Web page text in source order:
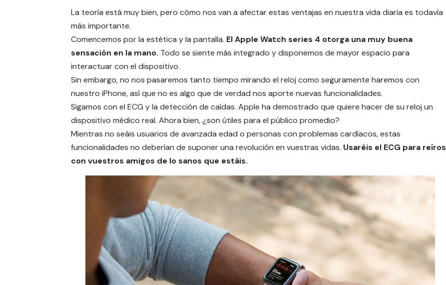
La teoría está muy bien, pero cómo nos van a afectar estas ventajas en nuestra vida diaria es todavía
más importante.
Comencemos por la estética y la pantalla. El Apple Watch series 4 otorga una muy buena
sensación en la mano. Todo se siente más integrado y disponemos de mayor espacio para
interactuar con el dispositivo.
Sin embargo, no nos pasaremos tanto tiempo mirando el reloj como seguramente haremos con
nuestro iPhone, así que no es algo que de verdad nos aporte nuevas funcionalidades.
Sigamos con el ECG y la detección de caídas. Apple ha demostrado que quiere hacer de su reloj un
dispositivo médico real. Ahora bien, ¿son útiles para el público promedio?
Mientras no seáis usuarios de avanzada edad o personas con problemas cardíacos, estas
funcionalidades no deberían de suponer una revolución en vuestras vidas. Usaréis el ECG para reíros
con vuestros amigos de lo sanos que estáis.